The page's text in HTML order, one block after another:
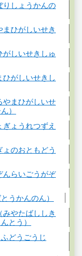
りしょうかんの
ひがしいせき
しいせきしゅ
がしいせきし
やまひがしいせ
）
ょうれつずえ
のおともどう
んらいごうがぞ
うかんのん）
やたばししき
とう）
どうごうじ